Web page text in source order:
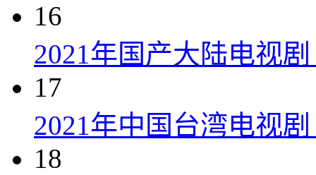
16
2021年国产大陆电视
17
2021年中国台湾电视
18